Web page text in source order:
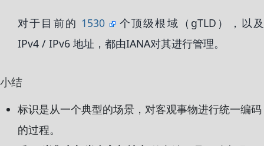
对于目前的 1530
个顶级根域（gTLD），以及
IPv4 / IPv6 地址，都由IANA对其进行管理。
小结
标识是从一个典型的场景，对客观事物进行统一编码
的过程。